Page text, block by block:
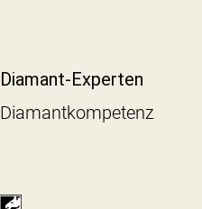
Diamant-Experten
Diamantkompetenz